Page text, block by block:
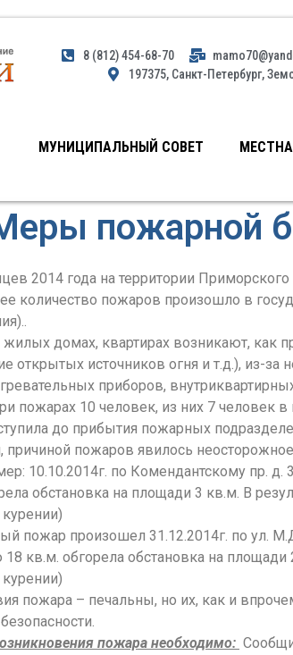
8 (812) 454-68-70
197375, Санкт-Петербург,
МУНИЦИПАЛЬНЫЙ СОВЕТ
пожарной
2014 года на территории
количество пожаров произошло в
домах, квартирах возникают, как
открытых источников огня и т.д.), из-
приборов,
пожарах 10 человек, из них 7 человек
до прибытия пожарных
причиной пожаров явилось
10.10.2014г. по Комендантскому пр.
обстановка на площади 3 кв.м. В
пожар произошел 31.12.2014г. по ул.
кв.м. обгорела обстановка на
пожара – печальны, но их, как и
пожара необходимо: